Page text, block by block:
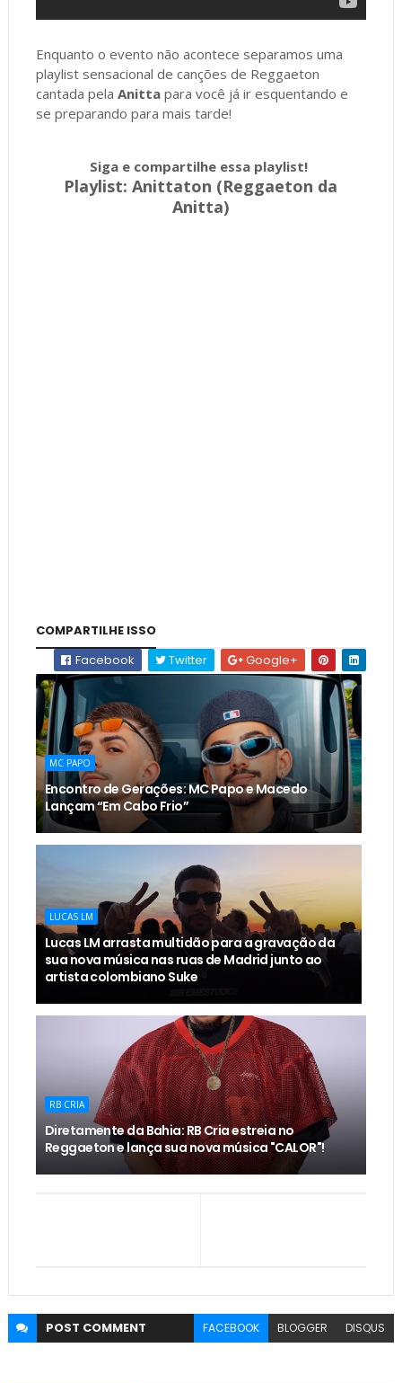
Enquanto o evento não acontece separamos uma
playlist sensacional de canções de Reggaeton
cantada pela Anitta para você já ir esquentando e
se preparando para mais tarde!
Siga e compartilhe essa playlist!
Playlist: Anittaton (Reggaeton da
Anitta)
COMPARTILHE ISSO
Facebook
Twitter Google+
MC PAPO
Encontro de Gerações: MC Papo e Macedo
Lançam “Em Cabo Frio”
LUCAS LM
Lucas LM arrasta multidão para a gravação da
sua nova música nas ruas de Madrid junto ao
artista colombiano Suke
RB CRIA
Diretamente da Bahia: RB Cria estreia no
Reggaeton e lança sua nova música "CALOR"!
POST COMMENT FACEBOOK BLOGGER DISQUS